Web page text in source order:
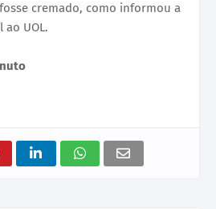
cremado, como informou a
ao UOL.